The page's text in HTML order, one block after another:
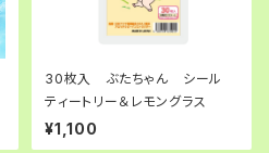
30枚入 ぶたちゃん シール
ティートリー＆レモングラス
¥1,100